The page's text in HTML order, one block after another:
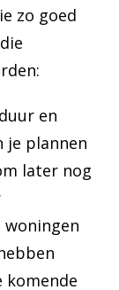
zo goed
en
plannen
later nog
komende